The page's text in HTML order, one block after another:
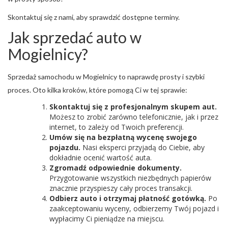
Skontaktuj się z nami, aby sprawdzić dostępne terminy.
Jak sprzedać auto w
Mogielnicy?
Sprzedaż samochodu w Mogielnicy to naprawdę prosty i szybki
proces. Oto kilka kroków, które pomogą Ci w tej sprawie:
Skontaktuj się z profesjonalnym skupem aut.
Możesz to zrobić zarówno telefonicznie, jak i przez
internet, to zależy od Twoich preferencji.
Umów się na bezpłatną wycenę swojego
pojazdu. Nasi eksperci przyjadą do Ciebie, aby
dokładnie ocenić wartość auta.
Zgromadź odpowiednie dokumenty.
Przygotowanie wszystkich niezbędnych papierów
znacznie przyspieszy cały proces transakcji.
Odbierz auto i otrzymaj płatność gotówką. Po
zaakceptowaniu wyceny, odbierzemy Twój pojazd i
wypłacimy Ci pieniądze na miejscu.